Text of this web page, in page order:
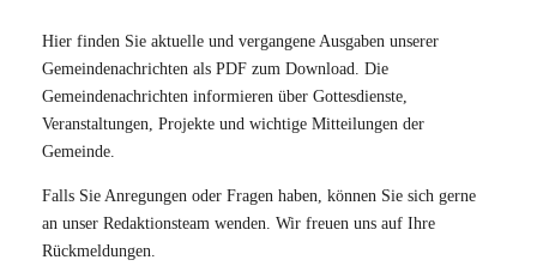
Hier finden Sie aktuelle und vergangene Ausgaben unserer
Gemeindenachrichten als PDF zum Download. Die
Gemeindenachrichten informieren über Gottesdienste,
Veranstaltungen, Projekte und wichtige Mitteilungen der
Gemeinde.
Falls Sie Anregungen oder Fragen haben, können Sie sich gerne
an unser Redaktionsteam wenden. Wir freuen uns auf Ihre
Rückmeldungen.